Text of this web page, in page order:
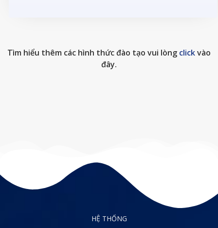
Tìm hiểu thêm các hình thức đào tạo vui lòng clickvào
đây.
HỆ THỐNG